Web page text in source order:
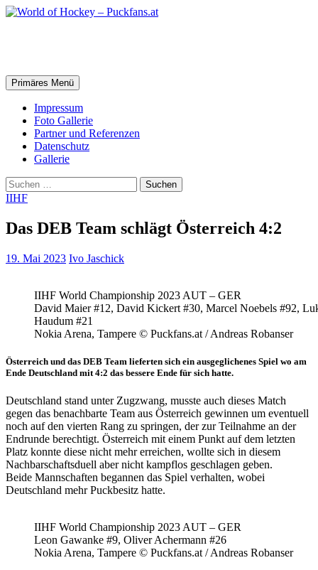
Zum
Suchen
Primäres Menü
Impressum
Foto Gallerie
Partner und Referenzen
Datenschutz
Gallerie
Suchen
nach:
IIHF
Das DEB Team schlägt Österreich 4:2
19. Mai 2023 Ivo Jaschick
IIHF World Championship 2023 AUT – GER
David Maier #12, David Kickert #30, Marcel Noebels #92,
Haudum #21
Nokia Arena, Tampere © Puckfans.at / Andreas Robanser
Österreich und das DEB Team lieferten sich ein ausgeglichenes Spiel wo am
Ende Deutschland mit 4:2 das bessere Ende für sich hatte.
Deutschland stand unter Zugzwang, musste auch dieses Match
gegen das benachbarte Team aus Österreich gewinnen um eventuell
noch auf den vierten Rang zu springen, der zur Teilnahme an der
Endrunde berechtigt. Österreich mit einem Punkt auf dem letzten
Platz konnte diese nicht mehr erreichen, wollte sich in diesem
Nachbarschaftsduell aber nicht kampflos geschlagen geben.
Beide Mannschaften begannen das Spiel verhalten, wobei
Deutschland mehr Puckbesitz hatte.
IIHF World Championship 2023 AUT – GER
Leon Gawanke #9, Oliver Achermann #26
Nokia Arena, Tampere © Puckfans.at / Andreas Robanser